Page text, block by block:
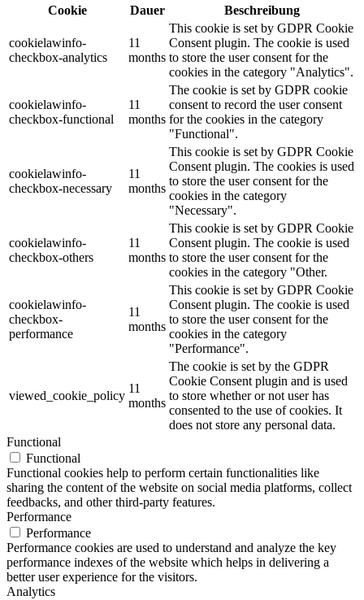
Cookie
Dauer Beschreibung
cookielawinfo-
checkbox-analytics
11
months
This cookie is set by GDPR Cookie
Consent plugin. The cookie is used
to store the user consent for the
cookies in the category "Analytics".
cookielawinfo-
checkbox-functional
11
months
The cookie is set by GDPR cookie
consent to record the user consent
for the cookies in the category
"Functional".
cookielawinfo-
checkbox-necessary
11
months
This cookie is set by GDPR Cookie
Consent plugin. The cookies is used
to store the user consent for the
cookies in the category
"Necessary".
cookielawinfo-
checkbox-others
11
months
This cookie is set by GDPR Cookie
Consent plugin. The cookie is used
to store the user consent for the
cookies in the category "Other.
cookielawinfo-
checkbox-
performance
11
months
This cookie is set by GDPR Cookie
Consent plugin. The cookie is used
to store the user consent for the
cookies in the category
"Performance".
viewed_cookie_policy
11
months
The cookie is set by the GDPR
Cookie Consent plugin and is used
to store whether or not user has
consented to the use of cookies. It
does not store any personal data.
Functional
Functional
Functional cookies help to perform certain functionalities like
sharing the content of the website on social media platforms, collect
feedbacks, and other third-party features.
Performance
Performance
Performance cookies are used to understand and analyze the key
performance indexes of the website which helps in delivering a
better user experience for the visitors.
Analytics